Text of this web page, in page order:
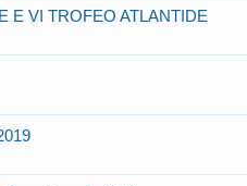
E VI TROFEO ATLANTIDE